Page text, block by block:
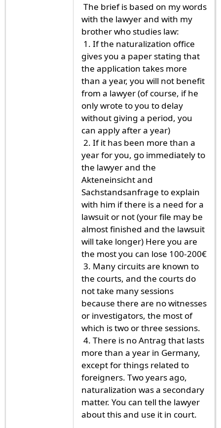
The brief is based on my words
with the lawyer and with my
brother who studies law:
1. If the naturalization office
gives you a paper stating that
the application takes more
than a year, you will not benefit
from a lawyer (of course, if he
only wrote to you to delay
without giving a period, you
can apply after a year)
2. If it has been more than a
year for you, go immediately to
the lawyer and the
Akteneinsicht and
Sachstandsanfrage to explain
with him if there is a need for a
lawsuit or not (your file may be
almost finished and the lawsuit
will take longer) Here you are
the most you can lose 100-200€
3. Many circuits are known to
the courts, and the courts do
not take many sessions
because there are no witnesses
or investigators, the most of
which is two or three sessions.
4. There is no Antrag that lasts
more than a year in Germany,
except for things related to
foreigners. Two years ago,
naturalization was a secondary
matter. You can tell the lawyer
about this and use it in court.